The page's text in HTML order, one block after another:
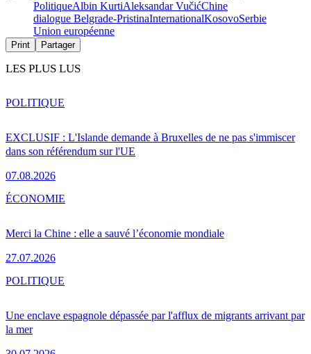
PolitiqueAlbin KurtiAleksandar VučićChine
dialogue Belgrade-PristinaInternationalKosovoSerbie
Union européenne
Print Partager
LES PLUS LUS
EXCLUSIF : L'Islande demande à Bruxelles de ne pas s'immiscer
dans son référendum sur l'UE
07.08.2026
POLITIQUE
Merci la Chine : elle a sauvé l’économie mondiale
27.07.2026
ÉCONOMIE
Une enclave espagnole dépassée par l'afflux de migrants arrivant par
la mer
POLITIQUE